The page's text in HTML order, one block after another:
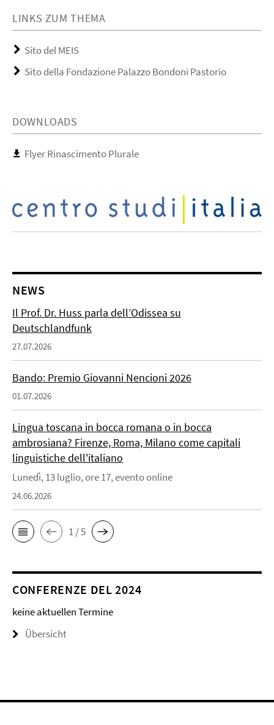
LINKS ZUM THEMA
Sito del MEIS
Sito della Fondazione Palazzo Bondoni Pastorio
DOWNLOADS
Flyer Rinascimento Plurale
NEWS
Il Prof. Dr. Huss parla dell’Odissea su
Deutschlandfunk
27.07.2026
Bando: Premio Giovanni Nencioni 2026
01.07.2026
Lingua toscana in bocca romana o in bocca
ambrosiana? Firenze, Roma, Milano come capitali
linguistiche dell'italiano
Lunedì, 13 luglio, ore 17, evento online
24.06.2026
1 / 5
CONFERENZE DEL 2024
keine aktuellen Termine
Übersicht